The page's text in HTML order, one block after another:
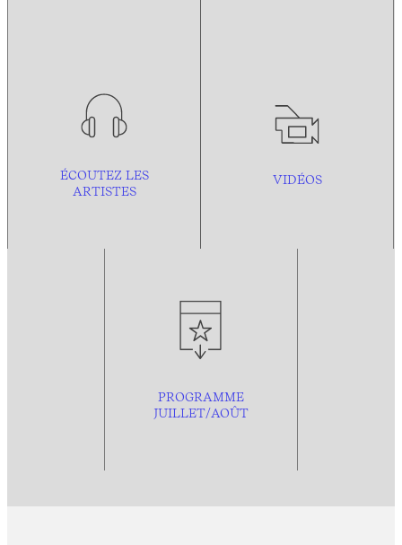
ÉCOUTEZ LES
ARTISTES
VIDÉOS
PROGRAMME
JUILLET/AOÛT